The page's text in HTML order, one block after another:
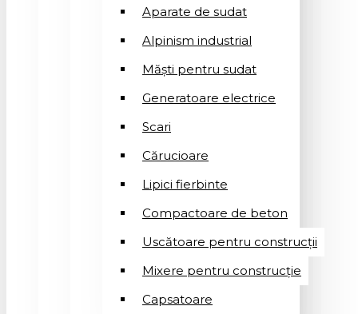
Aparate de sudat
Alpinism industrial
Măști pentru sudat
Generatoare electrice
Scari
Cărucioare
Lipici fierbinte
Compactoare de beton
Uscătoare pentru construcții
Mixere pentru construcție
Capsatoare